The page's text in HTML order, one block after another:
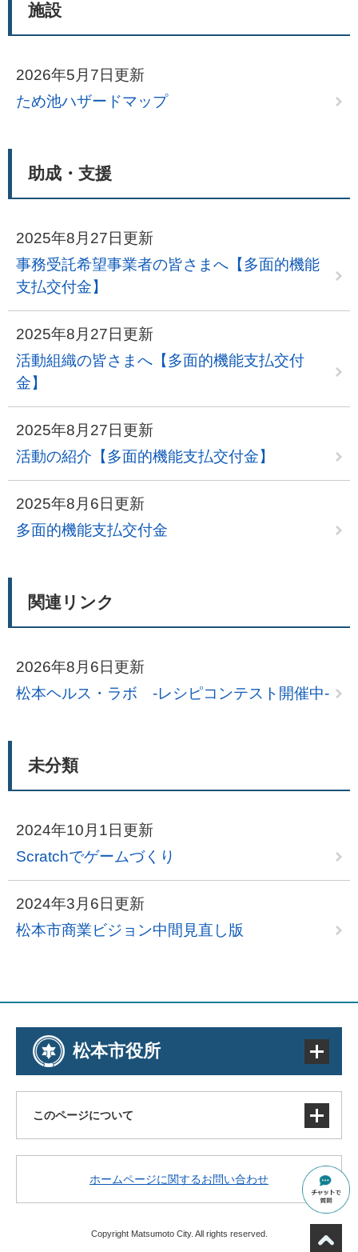
施設
2026年5月7日更新
ため池ハザードマップ
助成・支援
2025年8月27日更新
事務受託希望事業者の皆さまへ【多面的機能
支払交付金】
2025年8月27日更新
活動組織の皆さまへ【多面的機能支払交付
金】
2025年8月27日更新
活動の紹介【多面的機能支払交付金】
2025年8月6日更新
多面的機能支払交付金
関連リンク
2026年8月6日更新
松本ヘルス・ラボ ‐レシピコンテスト開催中‐
未分類
2024年10月1日更新
Scratchでゲームづくり
2024年3月6日更新
松本市商業ビジョン中間見直し版
松本市役所
このページについて
著作権・免責事項・リンク
アクセシビリティ
ホームページに関するお問い合わせ
Copyright Matsumoto City. All rights reserved.